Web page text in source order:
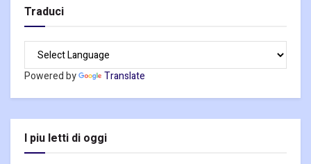
Traduci
Powered by Translate
I piu letti di oggi